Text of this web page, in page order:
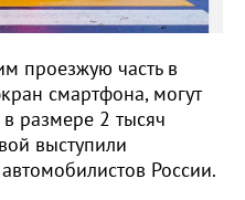
проезжую часть в
смартфона, могут
размере 2 тысяч
выступили
России.